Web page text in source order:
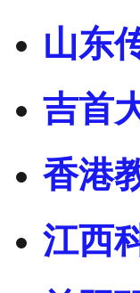
山东
吉首
香港
江西